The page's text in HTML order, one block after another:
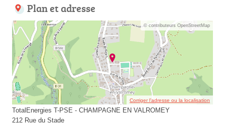
Plan et adresse
© contributeurs OpenStreetMap
Corriger l’adresse ou la localisation
TotalEnergies T-PSE - CHAMPAGNE EN VALROMEY
212 Rue du Stade